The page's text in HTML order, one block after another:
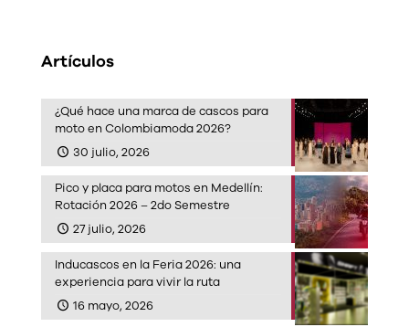
Artículos
¿Qué hace una marca de cascos para
moto en Colombiamoda 2026?
30 julio, 2026
Pico y placa para motos en Medellín:
Rotación 2026 – 2do Semestre
27 julio, 2026
Inducascos en la Feria 2026: una
experiencia para vivir la ruta
16 mayo, 2026